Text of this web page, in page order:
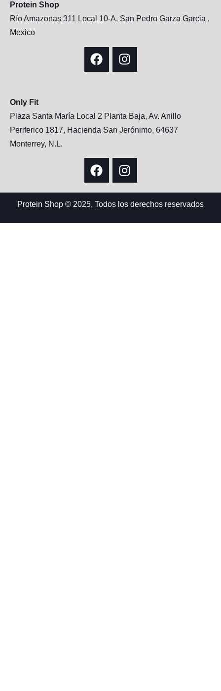
Protein Shop
Río Amazonas 311 Local 10-A, San Pedro Garza Garcia ,
Mexico
Only Fit
Plaza Santa María Local 2 Planta Baja, Av. Anillo
Periferico 1817, Hacienda San Jerónimo, 64637
Monterrey, N.L.
Protein Shop © 2025, Todos los derechos reservados